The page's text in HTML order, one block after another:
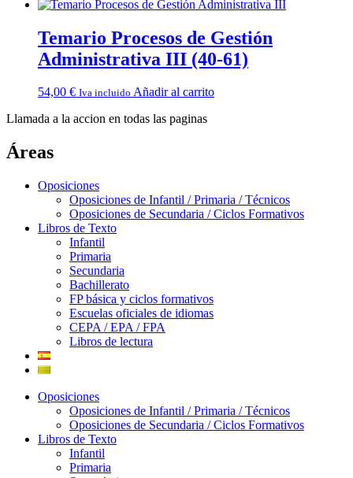
Temario Procesos de Gestión
Administrativa III (40-61)
54,00 € Iva incluido Añadir al carrito
Llamada a la accion en todas las paginas
Áreas
Oposiciones
Oposiciones de Infantil / Primaria / Técnicos
Oposiciones de Secundaria / Ciclos Formativos
Libros de Texto
Infantil
Primaria
Secundaria
Bachillerato
FP básica y ciclos formativos
Escuelas oficiales de idiomas
CEPA / EPA / FPA
Libros de lectura
Oposiciones
Oposiciones de Infantil / Primaria / Técnicos
Oposiciones de Secundaria / Ciclos Formativos
Libros de Texto
Infantil
Primaria